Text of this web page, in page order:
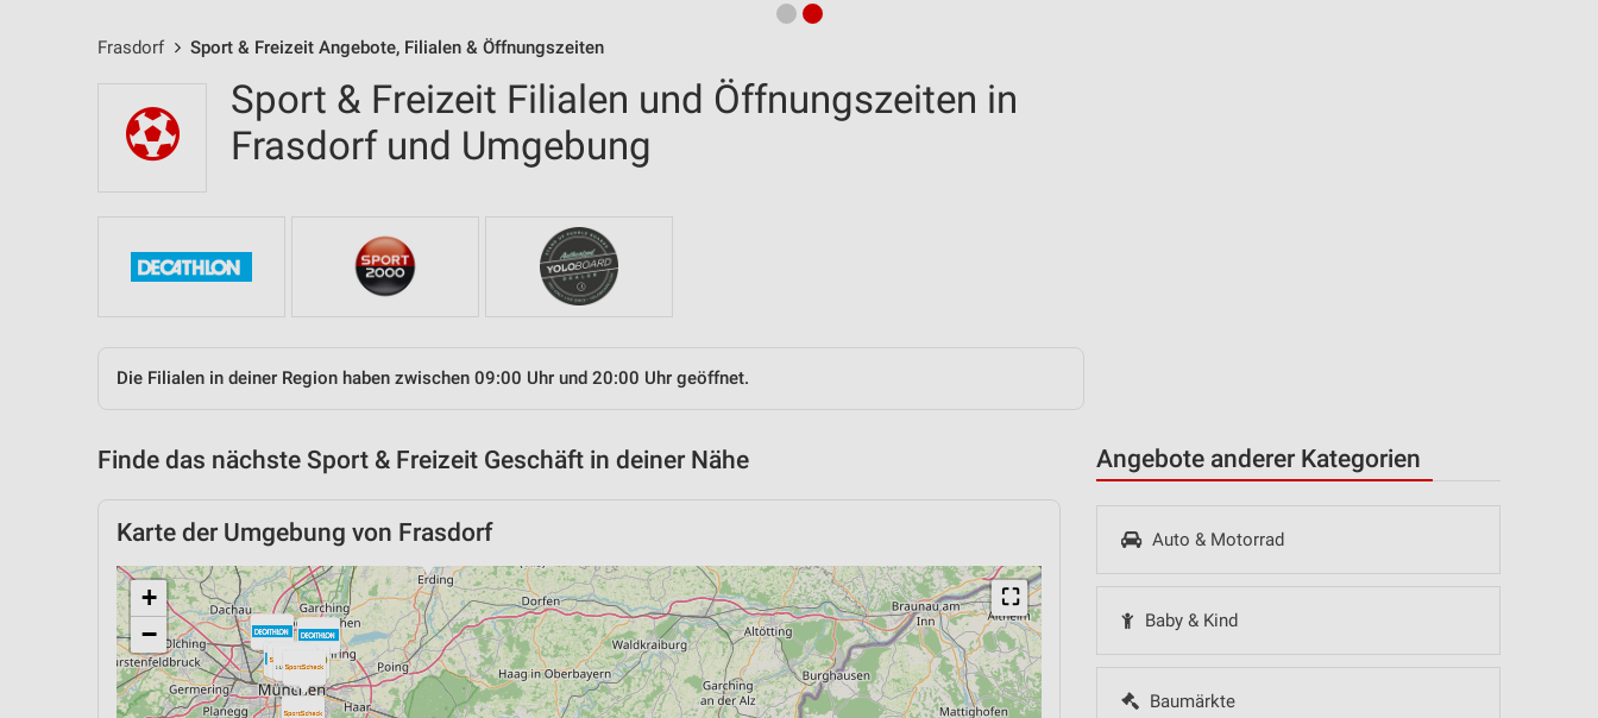
Frasdorf Sport & Freizeit Angebote, Filialen & Öffnungszeiten
Angebote anderer Kategorien
Auto & Motorrad
Baby & Kind
Baumärkte
Sport & Freizeit Filialen und Öffnungszeiten in
Frasdorf und Umgebung
Die Filialen in deiner Region haben zwischen 09:00 Uhr und 20:00 Uhr geöffnet.
Finde das nächste Sport & Freizeit Geschäft in deiner Nähe
Karte der Umgebung von Frasdorf
⛶
+
−